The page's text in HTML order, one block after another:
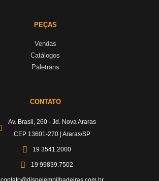
PEÇAS
Vendas
Catálogos
Paletrans
CONTATO
Av. Brasil, 260 - Jd. Nova Araras
CEP 13601-270 | Araras/SP
19 3541.2000
19 99839.7502